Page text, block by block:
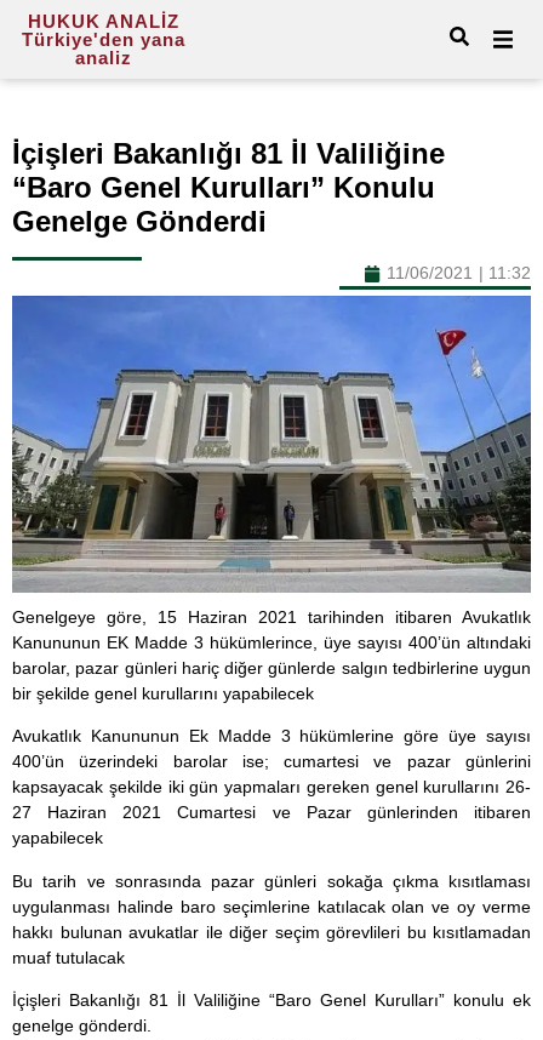
HUKUK ANALİZ
Türkiye'den yana
analiz
İçişleri Bakanlığı 81 İl Valiliğine
“Baro Genel Kurulları” Konulu
Genelge Gönderdi
11/06/2021 | 11:32
Genelgeye göre, 15 Haziran 2021 tarihinden itibaren Avukatlık
Kanununun EK Madde 3 hükümlerince, üye sayısı 400’ün altındaki
barolar, pazar günleri hariç diğer günlerde salgın tedbirlerine uygun
bir şekilde genel kurullarını yapabilecek
Avukatlık Kanununun Ek Madde 3 hükümlerine göre üye sayısı
400’ün üzerindeki barolar ise; cumartesi ve pazar günlerini
kapsayacak şekilde iki gün yapmaları gereken genel kurullarını 26-
27 Haziran 2021 Cumartesi ve Pazar günlerinden itibaren
yapabilecek
Bu tarih ve sonrasında pazar günleri sokağa çıkma kısıtlaması
uygulanması halinde baro seçimlerine katılacak olan ve oy verme
hakkı bulunan avukatlar ile diğer seçim görevlileri bu kısıtlamadan
muaf tutulacak
İçişleri Bakanlığı 81 İl Valiliğine “Baro Genel Kurulları” konulu ek
genelge gönderdi.